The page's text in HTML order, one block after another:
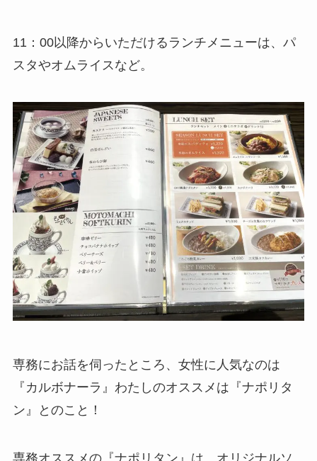
11：00以降からいただけるランチメニューは、パ
スタやオムライスなど。
専務にお話を伺ったところ、女性に人気なのは
『カルボナーラ』わたしのオススメは『ナポリタ
ン』とのこと！
専務オススメの『ナポリタン』は、オリジナルソ